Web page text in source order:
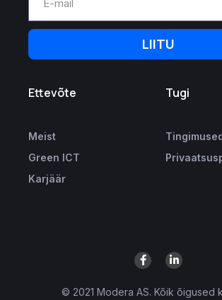
LIITU
Ettevõte
Meist
Green ICT
Karjäär
Tugi
© 2021 Modera AS. Kõik õigused